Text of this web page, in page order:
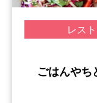
レス
ごはんやち